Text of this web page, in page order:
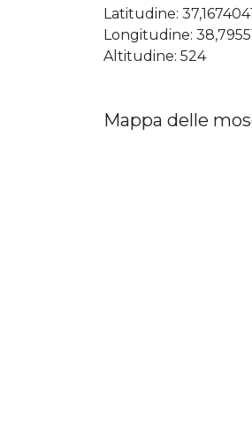
Latitudine:
Longitudine:
Altitudine: 524
Mappa delle